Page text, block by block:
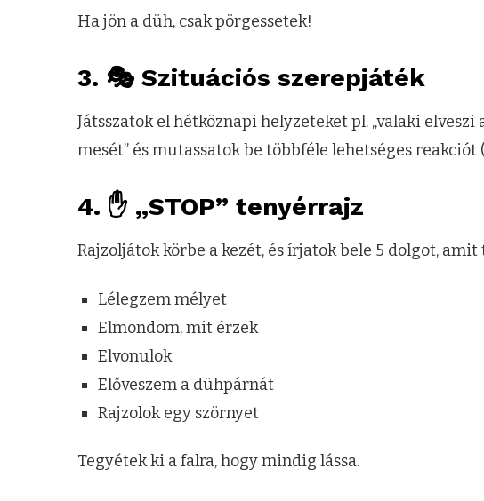
Ha jön a düh, csak pörgessetek!
3. 🎭 Szituációs szerepjáték
Játsszatok el hétköznapi helyzeteket pl. „valaki elveszi
mesét” és mutassatok be többféle lehetséges reakciót
4. ✋ „STOP” tenyérrajz
Rajzoljátok körbe a kezét, és írjatok bele 5 dolgot, amit
Lélegzem mélyet
Elmondom, mit érzek
Elvonulok
Előveszem a dühpárnát
Rajzolok egy szörnyet
Tegyétek ki a falra, hogy mindig lássa.